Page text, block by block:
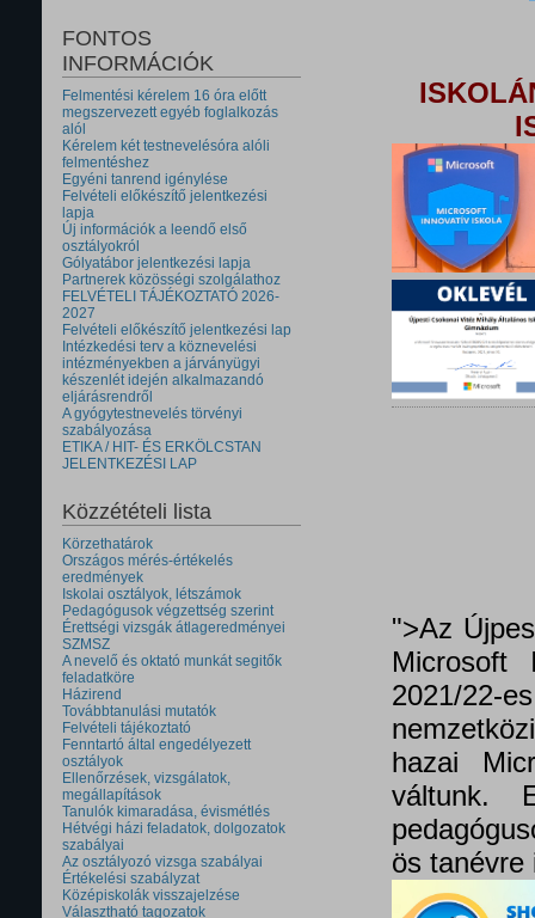
FONTOS
INFORMÁCIÓK
Felmentési kérelem 16 óra előtt
megszervezett egyéb foglalkozás
alól
Kérelem két testnevelésóra alóli
felmentéshez
Egyéni tanrend igénylése
Felvételi előkészítő jelentkezési
lapja
Új információk a leendő első
osztályokról
Gólyatábor jelentkezési lapja
Partnerek közösségi szolgálathoz
FELVÉTELI TÁJÉKOZTATÓ 2026-
2027
Felvételi előkészítő jelentkezési lap
Intézkedési terv a köznevelési
intézményekben a járványügyi
készenlét idején alkalmazandó
eljárásrendről
A gyógytestnevelés törvényi
szabályozása
ETIKA / HIT- ÉS ERKÖLCSTAN
JELENTKEZÉSI LAP
Közzétételi lista
Körzethatárok
Országos mérés-értékelés
eredmények
Iskolai osztályok, létszámok
Pedagógusok végzettség szerint
Érettségi vizsgák átlageredményei
SZMSZ
A nevelő és oktató munkát segitők
feladatköre
Házirend
Továbbtanulási mutatók
Felvételi tájékoztató
Fenntartó által engedélyezett
osztályok
Ellenőrzések, vizsgálatok,
megállapítások
Tanulók kimaradása, évismétlés
Hétvégi házi feladatok, dolgozatok
szabályai
Az osztályozó vizsga szabályai
Értékelési szabályzat
Középiskolák visszajelzése
Választható tagozatok
">Az
Microsoft
2021/
hazai
váltunk.
ös tanévre